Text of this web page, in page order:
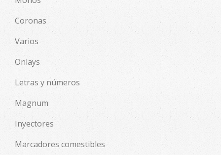
Coronas
Varios
Onlays
Letras y números
Magnum
Inyectores
Marcadores comestibles